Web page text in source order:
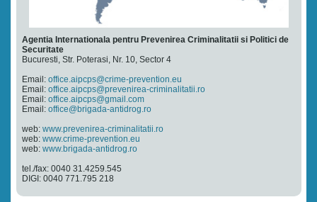
Agentia Internationala pentru Prevenirea Criminalitatii si Politici de
Securitate
Bucuresti, Str. Poterasi, Nr. 10, Sector 4
Email: office.aipcps@crime-prevention.eu
Email: office.aipcps@prevenirea-criminalitatii.ro
Email: office.aipcps@gmail.com
Email: office@brigada-antidrog.ro
web: www.prevenirea-criminalitatii.ro
web: www.crime-prevention.eu
web: www.brigada-antidrog.ro
tel./fax: 0040 31.4259.545
DIGI: 0040 771.795 218